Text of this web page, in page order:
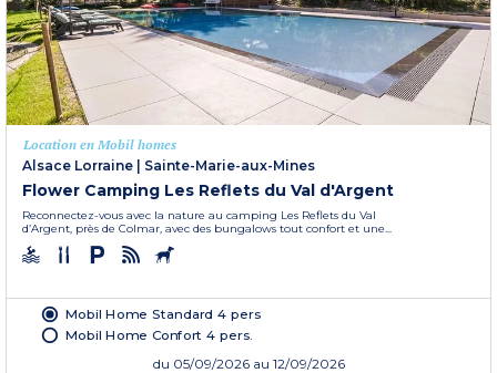
Location en Mobil homes
Alsace Lorraine | Sainte-Marie-aux-Mines
Flower Camping Les Reflets du Val d'Argent
Reconnectez-vous avec la nature au camping Les Reflets du Val
d’Argent, près de Colmar, avec des bungalows tout confort et une...
Mobil Home Standard 4 pers
Mobil Home Confort 4 pers.
du 05/09/2026 au 12/09/2026